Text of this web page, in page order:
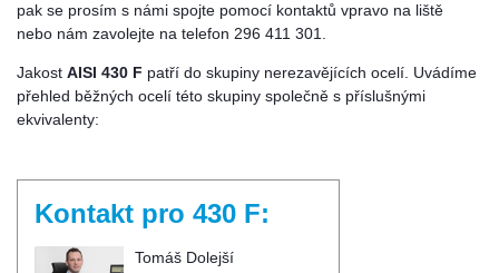
pak se prosím s námi spojte pomocí kontaktů vpravo na liště
nebo nám zavolejte na telefon 296 411 301.
Jakost AISI 430 F patří do skupiny nerezavějících ocelí. Uvádíme
přehled běžných ocelí této skupiny společně s příslušnými
ekvivalenty:
Kontakt pro 430 F:
Tomáš Dolejší